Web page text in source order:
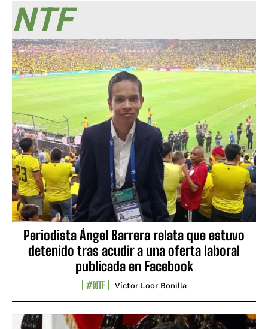
NTF
Periodista Ángel Barrera relata que estuvo
detenido tras acudir a una oferta laboral
publicada en Facebook
#NTF Víctor Loor Bonilla